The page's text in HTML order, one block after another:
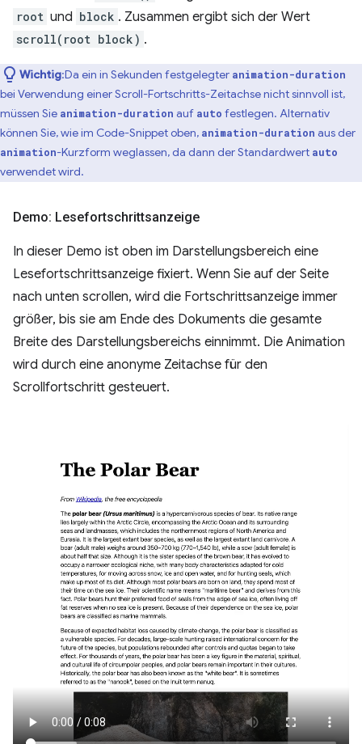
root und block . Zusammen ergibt sich der Wert
scroll(root block) .
Wichtig:Da ein in Sekunden festgelegter animation-duration
bei Verwendung einer Scroll-Fortschritts-Zeitachse nicht sinnvoll ist,
müssen Sie animation-duration auf auto festlegen. Alternativ
können Sie, wie im Code-Snippet oben, animation-duration aus der
animation-Kurzform weglassen, da dann der Standardwert auto
verwendet wird.
Demo: Lesefortschrittsanzeige
In dieser Demo ist oben im Darstellungsbereich eine
Lesefortschrittsanzeige fixiert. Wenn Sie auf der Seite
nach unten scrollen, wird die Fortschrittsanzeige immer
größer, bis sie am Ende des Dokuments die gesamte
Breite des Darstellungsbereichs einnimmt. Die Animation
wird durch eine anonyme Zeitachse für den
Scrollfortschritt gesteuert.